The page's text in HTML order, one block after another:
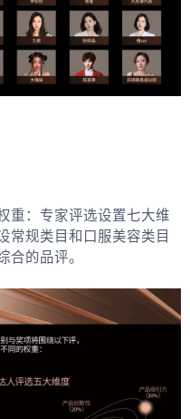
重：专家评选设置七大维
常规类目和口服美容类目
合的品评。